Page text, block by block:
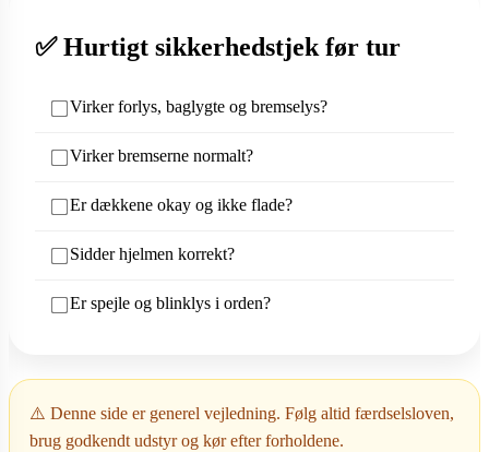
✅ Hurtigt sikkerhedstjek før tur
Virker forlys, baglygte og bremselys?
Virker bremserne normalt?
Er dækkene okay og ikke flade?
Sidder hjelmen korrekt?
Er spejle og blinklys i orden?
⚠️ Denne side er generel vejledning. Følg altid færdselsloven,
brug godkendt udstyr og kør efter forholdene.